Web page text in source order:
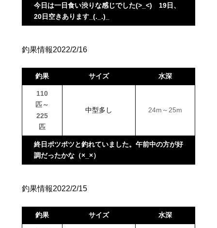
今日は一日食い渋りな感じでした(>_<) 19日、
20日空きあります_(._.)_
釣果情報2022/2/16
釣果 サイズ 水深
110
匹～
225
匹
中型多し 24m～25m
終日ポツポツと釣れていました。午前中の方が好
調だったかな（×_×）
釣果情報2022/2/15
釣果 サイズ 水深